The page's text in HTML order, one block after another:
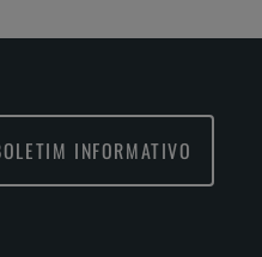
INFORMATIVO